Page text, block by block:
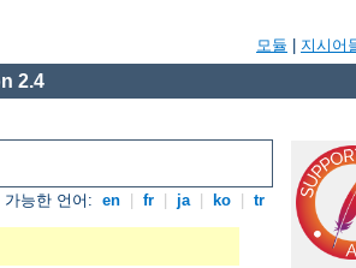
모듈 지시어
2.4
가능한 언어: en fr ja ko tr